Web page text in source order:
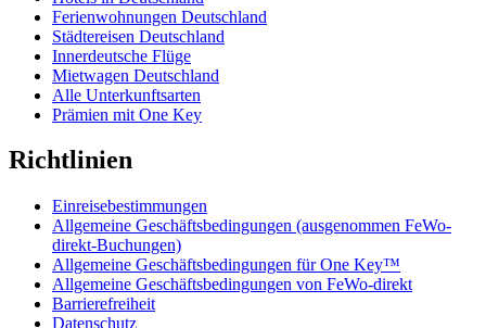
Ferienwohnungen Deutschland
Städtereisen Deutschland
Innerdeutsche Flüge
Mietwagen Deutschland
Alle Unterkunftsarten
Prämien mit One Key
Richtlinien
Einreisebestimmungen
Allgemeine Geschäftsbedingungen (ausgenommen FeWo-
direkt-Buchungen)
Allgemeine Geschäftsbedingungen für One Key™
Allgemeine Geschäftsbedingungen von FeWo-direkt
Barrierefreiheit
Datenschutz